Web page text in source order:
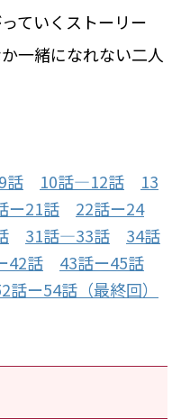
ていくストーリー
一緒になれない二人
話 10話―12話
13
ー21話
22話ー24
31話―33話
34話
42話
43話ー45話
話ー54話（最終回）